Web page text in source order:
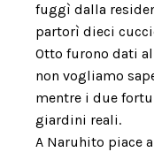
fuggì dalla
partorì dieci
Otto furono dati
non vogliamo
mentre i due
giardini reali.
A Naruhito piace